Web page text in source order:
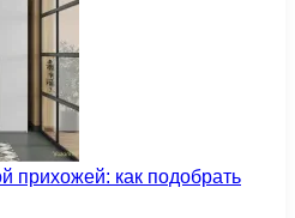
прихожей: как подобрать